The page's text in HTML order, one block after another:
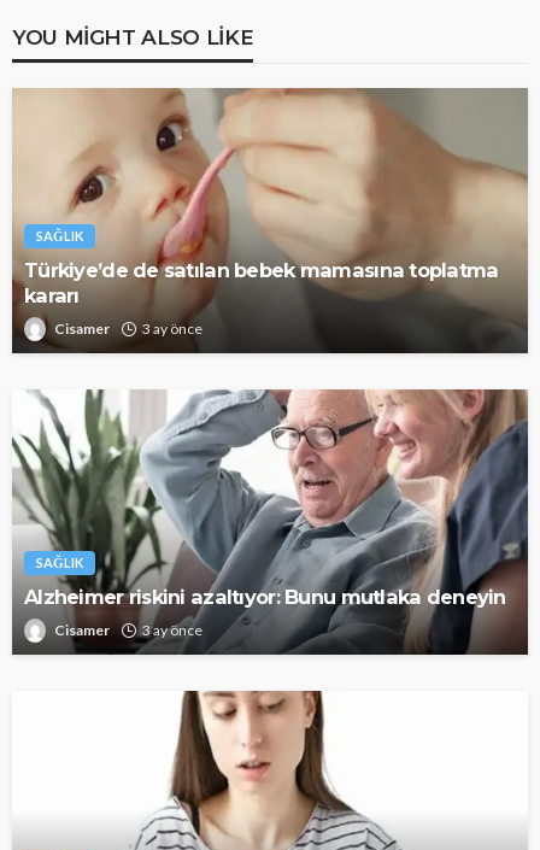
YOU MIGHT ALSO LIKE
SAĞLIK
Türkiye’de de satılan bebek mamasına toplatma
kararı
Cisamer 3 ay önce
SAĞLIK
Alzheimer riskini azaltıyor: Bunu mutlaka deneyin
Cisamer 3 ay önce